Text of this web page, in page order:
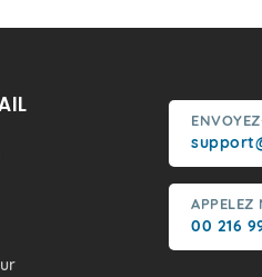
APPELEZ
00 216